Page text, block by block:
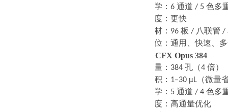
光学： 6 通道 / 5 色多
速度：更快
耗材： 96 板 / 八联管 /
定位：通用、快速、
CFX Opus 384
通量： 384 孔（4 倍）
体积： 1–30 μL （微量
光学： 5 通道 / 4 色多
速度：高通量优化